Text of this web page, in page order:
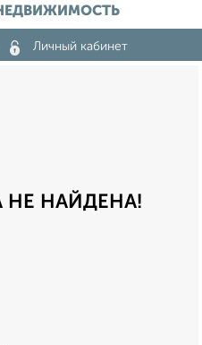
Личный кабинет
НЕ НАЙДЕНА!